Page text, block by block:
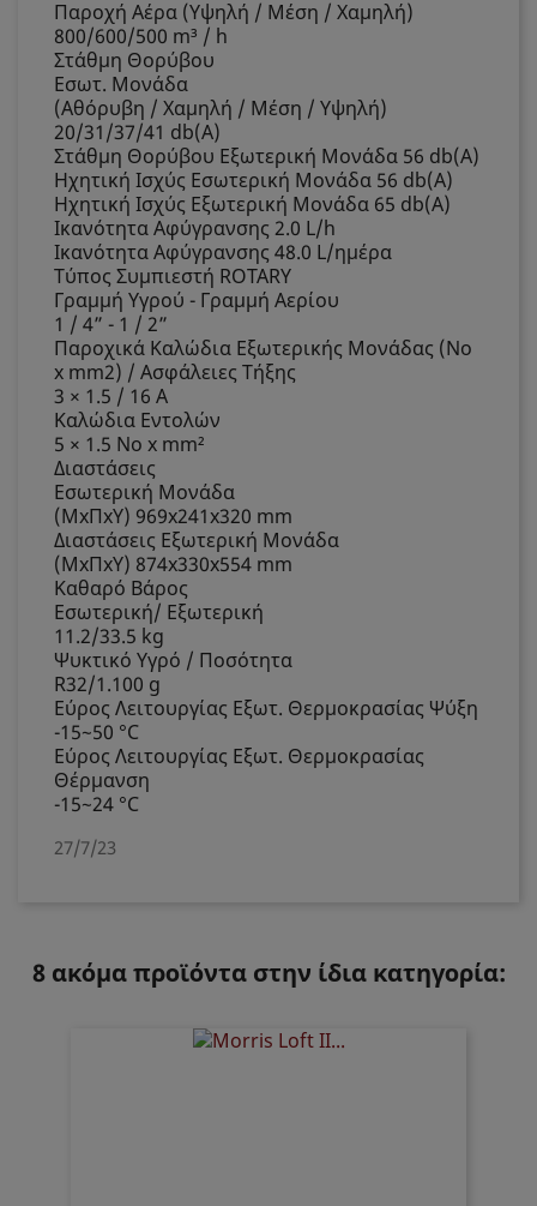
Παροχή Αέρα (Υψηλή / Μέση / Χαμηλή)
800/600/500 m³ / h
Στάθμη Θορύβου
Εσωτ. Μονάδα
(Αθόρυβη / Χαμηλή / Μέση / Υψηλή)
20/31/37/41 db(A)
Στάθμη Θορύβου Εξωτερική Μονάδα 56 db(A)
Ηχητική Ισχύς Εσωτερική Μονάδα 56 db(A)
Ηχητική Ισχύς Εξωτερική Μονάδα 65 db(A)
Ικανότητα Αφύγρανσης 2.0 L/h
Ικανότητα Αφύγρανσης 48.0 L/ημέρα
Τύπος Συμπιεστή ROTARY
Γραμμή Υγρού - Γραμμή Αερίου
1 / 4” - 1 / 2”
Παροχικά Καλώδια Εξωτερικής Μονάδας (No
x mm2) / Ασφάλειες Τήξης
3 × 1.5 / 16 Α
Καλώδια Εντολών
5 × 1.5 No x mm²
Διαστάσεις
Εσωτερική Μονάδα
(MxΠxY) 969x241x320 mm
Διαστάσεις Εξωτερική Μονάδα
(MxΠxY) 874x330x554 mm
Καθαρό Βάρος
Εσωτερική/ Εξωτερική
11.2/33.5 kg
Ψυκτικό Υγρό / Ποσότητα
R32/1.100 g
Εύρος Λειτουργίας Εξωτ. Θερμοκρασίας Ψύξη
-15~50 °C
Εύρος Λειτουργίας Εξωτ. Θερμοκρασίας
Θέρμανση
-15~24 °C
27/7/23
8 ακόμα προϊόντα στην ίδια κατηγορία: